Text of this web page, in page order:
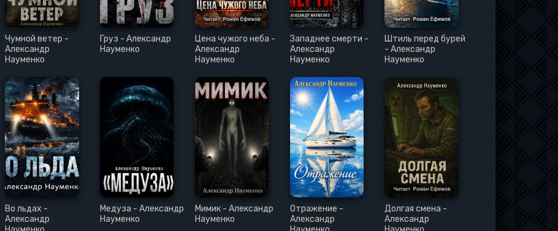
Чумной ветер -
Александр
Науменко
Груз - Александр
Науменко
Цена чужого неба -
Александр
Науменко
Западнее смерти -
Александр
Науменко
Штиль перед бурей
- Александр
Науменко
Во льдах -
Александр
Медуза - Александр
Науменко
Мимик - Александр
Науменко
Отражение -
Александр
Долгая смена -
Александр